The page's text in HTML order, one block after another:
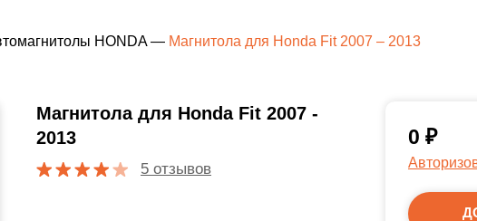
HONDA— Магнитола для Honda Fit 2007 – 2013
Магнитола для Honda Fit 2007 -
2013
5 отзывов
0 ₽